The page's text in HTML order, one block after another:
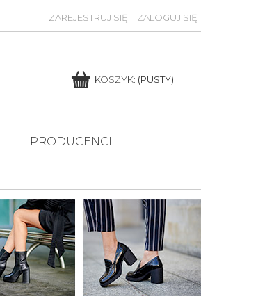
ZAREJESTRUJ SIĘ ZALOGUJ SIĘ
KOSZYK: (PUSTY)
PRODUCENCI